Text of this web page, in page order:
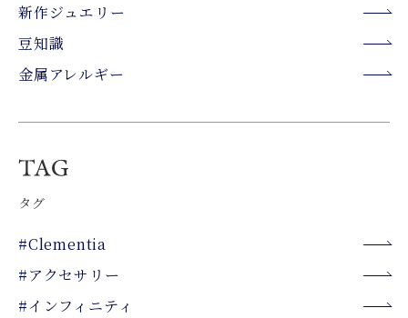
新作ジュエリー
豆知識
金属アレルギー
タグ
#Clementia
#アクセサリー
#インフィニティ